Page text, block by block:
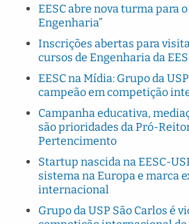
EESC abre nova turma para
Engenharia”
Inscrições abertas para
cursos de Engenharia da
EESC na Mídia: Grupo da
campeão em competição
Campanha educativa,
são prioridades da Pró-
Pertencimento
Startup nascida na EESC-
sistema na Europa e marca
internacional
Grupo da USP São Carlos é